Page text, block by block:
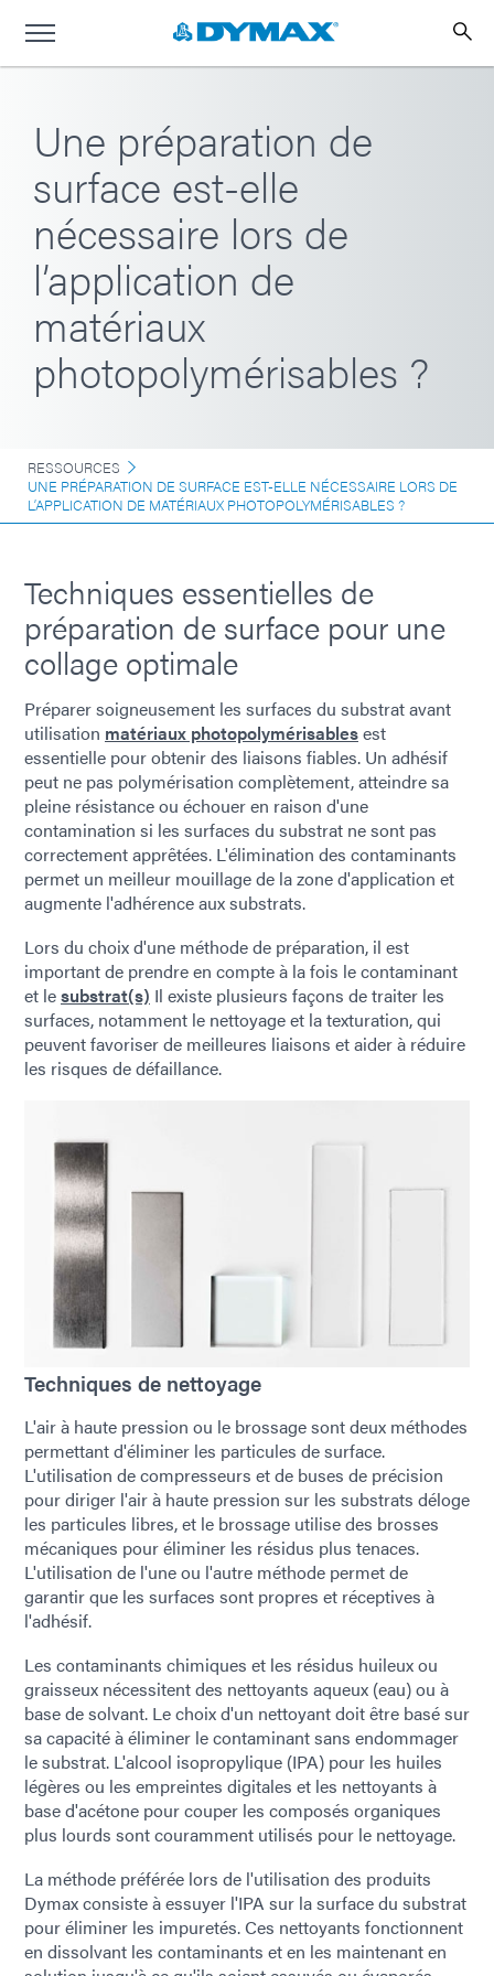
Une préparation de
surface est-elle
nécessaire lors de
l’application de
matériaux
photopolymérisables ?
RESSOURCES
UNE PRÉPARATION DE SURFACE EST-ELLE NÉCESSAIRE LORS DE
L’APPLICATION DE MATÉRIAUX PHOTOPOLYMÉRISABLES ?
Techniques essentielles de
préparation de surface pour une
collage optimale
Préparer soigneusement les surfaces du substrat avant
utilisation matériaux photopolymérisablesest
essentielle pour obtenir des liaisons fiables. Un adhésif
peut ne pas polymérisation complètement, atteindre sa
pleine résistance ou échouer en raison d'une
contamination si les surfaces du substrat ne sont pas
correctement apprêtées. L'élimination des contaminants
permet un meilleur mouillage de la zone d'application et
augmente l'adhérence aux substrats.
Lors du choix d'une méthode de préparation, il est
important de prendre en compte à la fois le contaminant
et lesubstrat(s) Il existe plusieurs façons de traiter les
surfaces, notamment le nettoyage et la texturation, qui
peuvent favoriser de meilleures liaisons et aider à réduire
les risques de défaillance.
Techniques de nettoyage
L'air à haute pression ou le brossage sont deux méthodes
permettant d'éliminer les particules de surface.
L'utilisation de compresseurs et de buses de précision
pour diriger l'air à haute pression sur les substrats déloge
les particules libres, et le brossage utilise des brosses
mécaniques pour éliminer les résidus plus tenaces.
L'utilisation de l'une ou l'autre méthode permet de
garantir que les surfaces sont propres et réceptives à
l'adhésif.
Les contaminants chimiques et les résidus huileux ou
graisseux nécessitent des nettoyants aqueux (eau) ou à
base de solvant. Le choix d'un nettoyant doit être basé sur
sa capacité à éliminer le contaminant sans endommager
le substrat. L'alcool isopropylique (IPA) pour les huiles
légères ou les empreintes digitales et les nettoyants à
base d'acétone pour couper les composés organiques
plus lourds sont couramment utilisés pour le nettoyage.
La méthode préférée lors de l'utilisation des produits
Dymax consiste à essuyer l'IPA sur la surface du substrat
pour éliminer les impuretés. Ces nettoyants fonctionnent
en dissolvant les contaminants et en les maintenant en